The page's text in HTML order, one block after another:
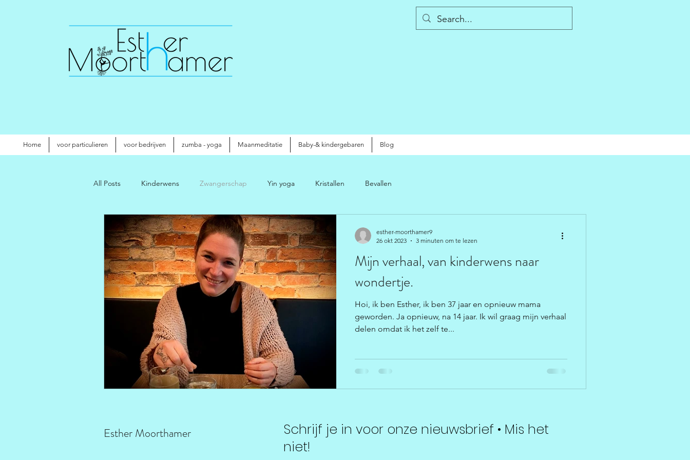
Home voor particulieren voor bedrijven zumba - yoga Maanmeditatie Baby-& kindergebaren Blog
All Posts Kinderwens Zwangerschap Yin yoga Kristallen Bevallen
Mijn verhaal, van kinderwens naar
wondertje.
Hoi, ik ben Esther, ik ben 37 jaar en opnieuw mama
geworden. Ja opnieuw, na 14 jaar. Ik wil graag mijn verhaal
delen omdat ik het zelf te...
esther-moorthamer9
26 okt 2023
3 minuten om te lezen
Esther Moorthamer
Schrijf je in voor onze nieuwsbrief • Mis het
niet!